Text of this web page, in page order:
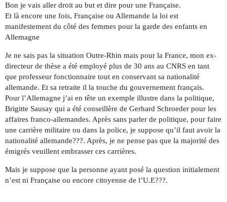
Bon je vais aller droit au but et dire pour une Française.
Et là encore une fois, Française ou Allemande la loi est
manifestement du côté des femmes pour la garde des enfants en
Allemagne
Je ne sais pas la situation Outre-Rhin mais pour la France, mon ex-
directeur de thèse a été employé plus de 30 ans au CNRS en tant
que professeur fonctionnaire tout en conservant sa nationalité
allemande. Et sa retraite il la touche du gouvernement français.
Pour l’Allemagne j’ai en tête un exemple illustre dans la politique,
Brigitte Sausay qui a été conseillère de Gerhard Schroeder pour les
affaires franco-allemandes. Après sans parler de politique, pour faire
une carrière militaire ou dans la police, je suppose qu’il faut avoir la
nationalité allemande???. Après, je ne pense pas que la majorité des
émigrés veuillent embrasser ces carrières.
Mais je suppose que la personne ayant posé la question initialement
n’est ni Française ou encore citoyenne de l’U.E???.